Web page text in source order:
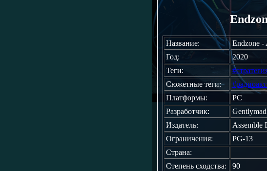
Название:
Endzone -
Год:
2020
Теги:
Сюжетные теги:
Платформы:
PC
Разработчик:
Издатель:
Assemble
Ограничения:
PG-13
Страна:
Степень сходства:
90